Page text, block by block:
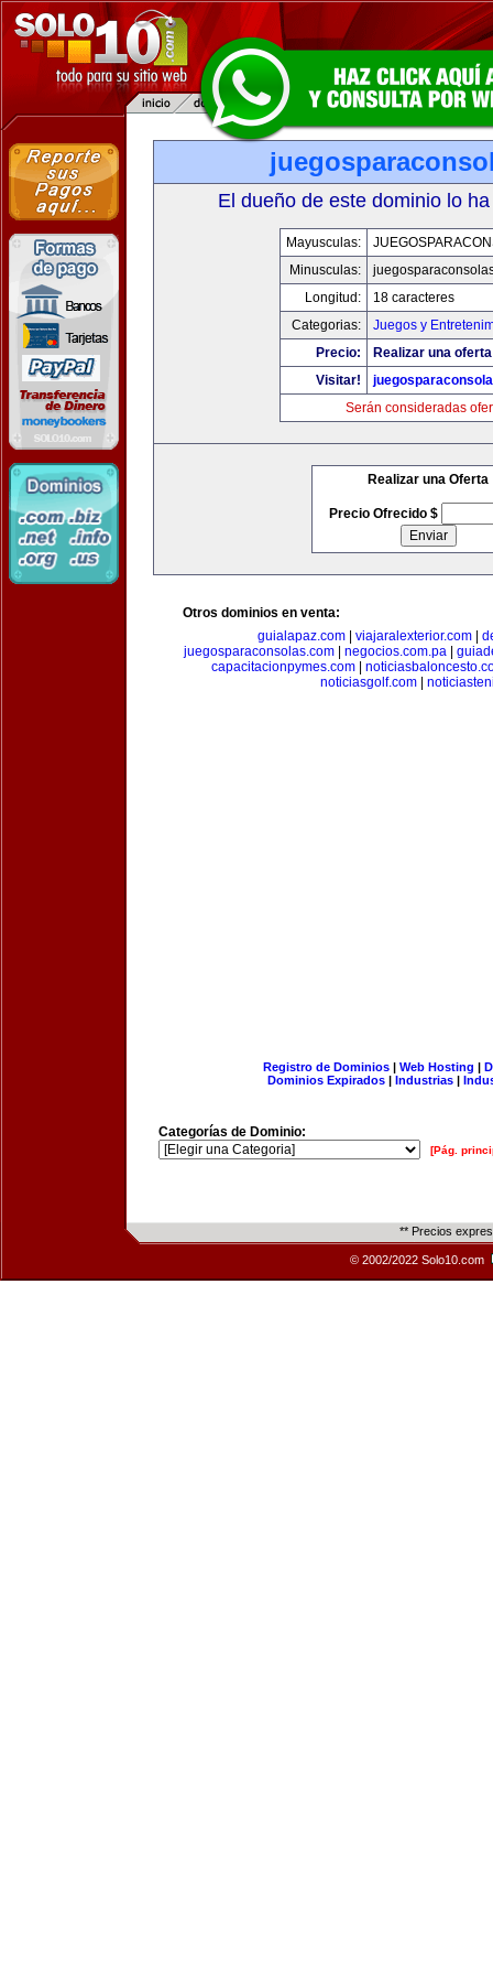
El dueño de este dominio lo
Mayusculas:
Minusculas:
Longitud:
18 caracteres
Categorias:
Juegos y
Precio:
Realizar una
Visitar!
Serán consideradas
Realizar una Oferta
Precio Ofrecido $
Otros dominios en venta:
guialapaz.com
viajaralexterior.com
juegosparaconsolas.com| negocios.com.pa|
capacitacionpymes.com|
noticiasgolf.com|
Registro de Dominios| Web Hosting |
Dominios Expirados | Industrias |
Categorías de Dominio:
[Pág.
** Precios
© 2002/2022 Solo10.com